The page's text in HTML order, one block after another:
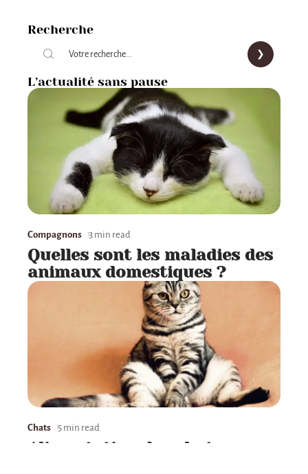
Recherche
L’actualité sans pause
Compagnons 3 min read
Quelles sont les maladies des
animaux domestiques ?
Chats 5 min read
Alimentation des chatons :